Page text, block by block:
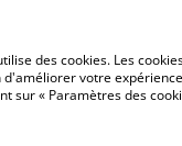
du Nez
des cookies. Les
d'améliorer votre
sur « Paramètres des